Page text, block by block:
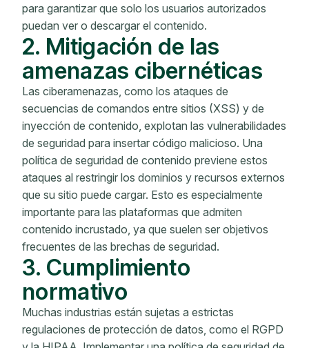
para garantizar que solo los usuarios autorizados
puedan ver o descargar el contenido.
2. Mitigación de las
amenazas cibernéticas
Las ciberamenazas, como los ataques de
secuencias de comandos entre sitios (XSS) y de
inyección de contenido, explotan las vulnerabilidades
de seguridad para insertar código malicioso. Una
política de seguridad de contenido previene estos
ataques al restringir los dominios y recursos externos
que su sitio puede cargar. Esto es especialmente
importante para las plataformas que admiten
contenido incrustado, ya que suelen ser objetivos
frecuentes de las brechas de seguridad.
3. Cumplimiento
normativo
Muchas industrias están sujetas a estrictas
regulaciones de protección de datos, como el RGPD